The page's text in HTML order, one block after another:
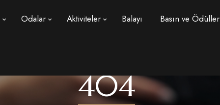
Odalar Aktiviteler Balayı Basın ve Ödüller
404